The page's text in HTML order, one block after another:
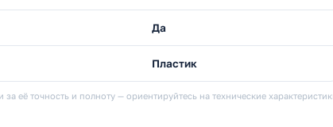
Да
Пластик
её точность и полноту — ориентируйтесь на технические